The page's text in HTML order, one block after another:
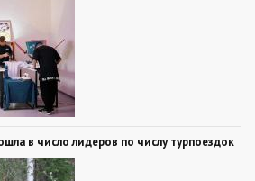
в число лидеров по числу турпоездок